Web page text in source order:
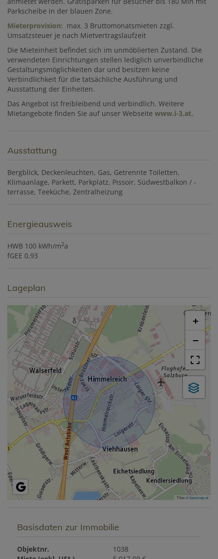
Parkscheibe in der blauen Zone.
Mieterprovision: max. 3 Bruttomonatsmieten zzgl.
Umsatzsteuer je nach Mietvertragslaufzeit
Die Mieteinheit befindet sich im unmöblierten Zustand. Die
verwendeten Einrichtungen stellen lediglich unverbindliche
Gestaltungsmöglichkeiten dar und besitzen keine
Verbindlichkeit für die tatsächliche Ausführung und
Ausstattung der Einheiten.
Das Angebot ist freibleibend und verbindlich. Weitere
Mietangebote finden Sie auf unser Webseite www.i-3.at.
Ausstattung
Bergblick Deckenleuchten Gas Getrennte Toiletten
Klimaanlage Parkett Parkplatz Pissoir Südwestbalkon / -
terrasse Teeküche Zentralheizung
Energieausweis
HWB 100 kWh/m2a
fGEE 0,93
Lageplan
+
−
Tiles ©basemap.at
Basisdaten zur Immobilie
Objektnr.
1038